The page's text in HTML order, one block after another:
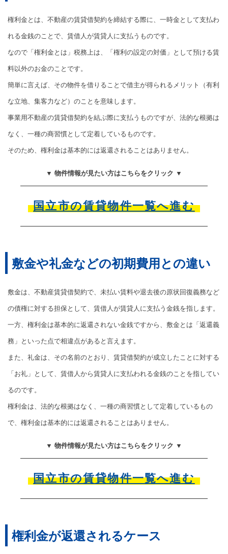
権利金とは、不動産の賃貸借契約を締結する際に、一時金として支払わ
れる金銭のことで、賃借人が賃貸人に支払うものです。
なので「権利金とは」税務上は、「権利の設定の対価」として預ける賃
料以外のお金のことです。
簡単に言えば、その物件を借りることで借主が得られるメリット（有利
な立地、集客力など）のことを意味します。
事業用不動産の賃貸借契約を結ぶ際に支払うものですが、法的な根拠は
なく、一種の商習慣として定着しているものです。
そのため、権利金は基本的には返還されることはありません。
▼ 物件情報が見たい方はこちらをクリック ▼
国立市の賃貸物件一覧へ進む
敷金や礼金などの初期費用との違い
敷金は、不動産賃貸借契約で、未払い賃料や退去後の原状回復義務など
の債権に対する担保として、賃借人が賃貸人に支払う金銭を指します。
一方、権利金は基本的に返還されない金銭ですから、敷金とは「返還義
務」といった点で相違点があると言えます。
また、礼金は、その名前のとおり、賃貸借契約が成立したことに対する
「お礼」として、賃借人から賃貸人に支払われる金銭のことを指してい
るのです。
権利金は、法的な根拠はなく、一種の商習慣として定着しているもの
で、権利金は基本的には返還されることはありません。
▼ 物件情報が見たい方はこちらをクリック ▼
国立市の賃貸物件一覧へ進む
権利金が返還されるケース